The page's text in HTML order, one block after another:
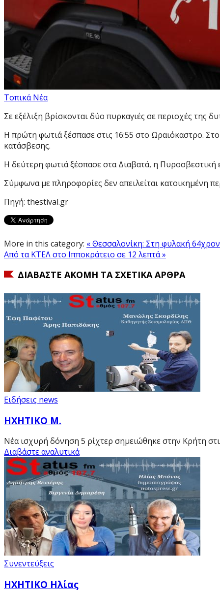
Τοπικά Νέα
Σε εξέλιξη βρίσκονται δύο πυρκαγιές σε περιοχές της
Η πρώτη φωτιά ξέσπασε στις 16:55 στο Ωραιόκαστρο.
κατάσβεσης.
Η δεύτερη φωτιά ξέσπασε στα Διαβατά, η Πυροσβεστική
Σύμφωνα με πληροφορίες δεν απειλείται κατοικημένη
Πηγή: thestival.gr
More in this category: « Θεσσαλονίκη: Στη φυλακή
Από τα ΚΤΕΛ στο Ιπποκράτειο σε 12 λεπτά »
ΔΙΑΒΆΣΤΕ ΑΚΌΜΗ ΤΑ ΣΧΕΤΙΚΆ ΆΡΘΡΑ
Ειδήσεις news
ΗΧΗΤΙΚΟ Μ.
Νέα ισχυρή δόνηση 5 ρίχτερ σημειώθηκε στην Κρήτη
Διαβάστε αναλυτικά
Συνεντεύξεις
HXHTIKO Ηλίας